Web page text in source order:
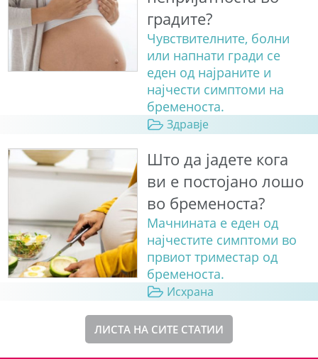
градите?
Чувствителните, болни
или напнати гради се
еден од најраните и
најчести симптоми на
бременоста.
Здравје
Што да јадете кога
ви е постојано лошо
во бременоста?
Мачнината е еден од
најчестите симптоми во
првиот триместар од
бременоста.
Исхрана
ЛИСТА НА СИТЕ СТАТИИ